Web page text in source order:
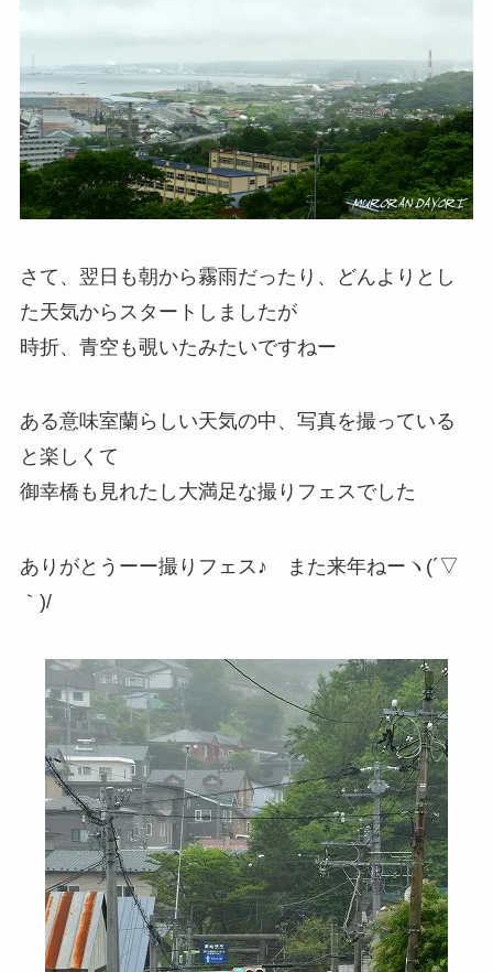
さて、翌日も朝から霧雨だったり、どんよりとし
た天気からスタートしましたが
時折、青空も覗いたみたいですねー
ある意味室蘭らしい天気の中、写真を撮っている
と楽しくて
御幸橋も見れたし大満足な撮りフェスでした
ありがとうーー撮りフェス♪ また来年ねーヽ(´▽
｀)/